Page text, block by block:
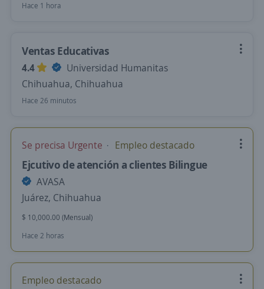
Hace 1 hora
Ventas Educativas
4.4
Universidad Humanitas
Chihuahua, Chihuahua
Hace 26 minutos
Se precisa Urgente Empleo destacado
Ejcutivo de atención a clientes Bilingue
AVASA
Juárez, Chihuahua
$ 10,000.00 (Mensual)
Hace 2 horas
Empleo destacado